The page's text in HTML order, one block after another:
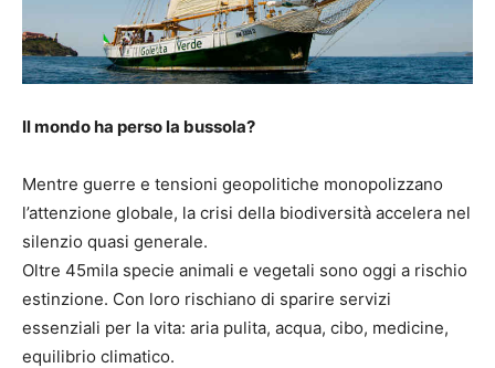
Il mondo ha perso la bussola?
Mentre guerre e tensioni geopolitiche monopolizzano
l’attenzione globale, la crisi della biodiversità accelera nel
silenzio quasi generale.
Oltre 45mila specie animali e vegetali sono oggi a rischio
estinzione. Con loro rischiano di sparire servizi
essenziali per la vita: aria pulita, acqua, cibo, medicine,
equilibrio climatico.